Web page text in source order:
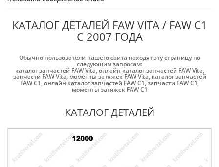
КАТАЛОГ ДЕТАЛЕЙ FAW VITA / FAW C1
С 2007 ГОДА
Обычно пользователи нашего сайта находят эту страницу по
следующим запросам:
каталог запчастей FAW Vita,онлайн каталог запчастей FAW Vita,
запчасти FAW Vita, моменты затяжек FAW Vita, каталог запчастей
FAW C1,онлайн каталог запчастей FAW C1,запчасти FAW C1,
моменты затяжек FAW C1
КАТАЛОГ ДЕТАЛЕЙ